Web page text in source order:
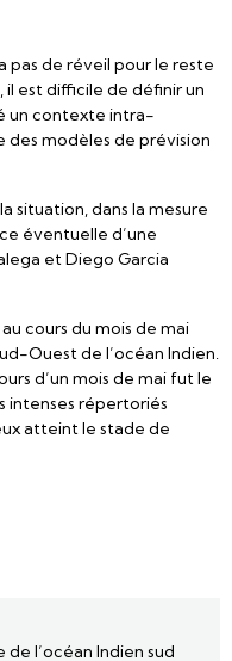
pas de réveil pour le reste
il est difficile de définir un
un contexte intra-
des modèles de prévision
situation, dans la mesure
éventuelle d’une
et Diego Garcia
cours du mois de mai
Ouest de l’océan Indien.
d’un mois de mai fut le
intenses répertoriés
atteint le stade de
l’océan Indien sud